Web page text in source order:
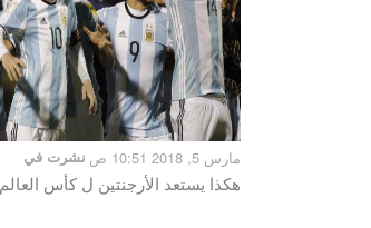
نشرت في مارس 5, 2018 10:51 ص
هكذا يستعد الأرجنتين ل كأس العالم 2018 !